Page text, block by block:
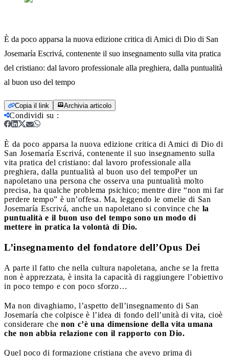
È da poco apparsa la nuova edizione critica di Amici di Dio di San
Josemaría Escrivá, contenente il suo insegnamento sulla vita pratica
del cristiano: dal lavoro professionale alla preghiera, dalla puntualità
al buon uso del tempo
Copia il link Archivia articolo
Condividi su :
È da poco apparsa la nuova edizione critica di Amici di Dio di
San Josemaría Escrivá, contenente il suo insegnamento sulla
vita pratica del cristiano: dal lavoro professionale alla
preghiera, dalla puntualità al buon uso del tempoPer un
napoletano una persona che osserva una puntualità molto
precisa, ha qualche problema psichico; mentre dire “non mi far
perdere tempo” è un’offesa. Ma, leggendo le omelie di San
Josemaría Escrivá, anche un napoletano si convince che la
puntualità e il buon uso del tempo sono un modo di
mettere in pratica la volontà di Dio.
L’insegnamento del fondatore dell’Opus Dei
A parte il fatto che nella cultura napoletana, anche se la fretta
non è apprezzata, è insita la capacità di raggiungere l’obiettivo
in poco tempo e con poco sforzo…
Ma non divaghiamo, l’aspetto dell’insegnamento di San
Josemaría che colpisce è l’idea di fondo dell’unità di vita, cioè
considerare che non c’è una dimensione della vita umana
che non abbia relazione con il rapporto con Dio.
Quel poco di formazione cristiana che avevo prima di